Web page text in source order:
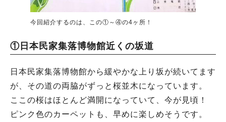
今回紹介するのは、この①～④の4ヶ所！
①日本民家集落博物館近くの坂道
日本民家集落博物館から緩やかな上り坂が続いてます
が、その道の両脇がずっと桜並木になっています。
ここの桜はほとんど満開になっていて、今が見頃！
ピンク色のカーペットも、早めに楽しめそうです。